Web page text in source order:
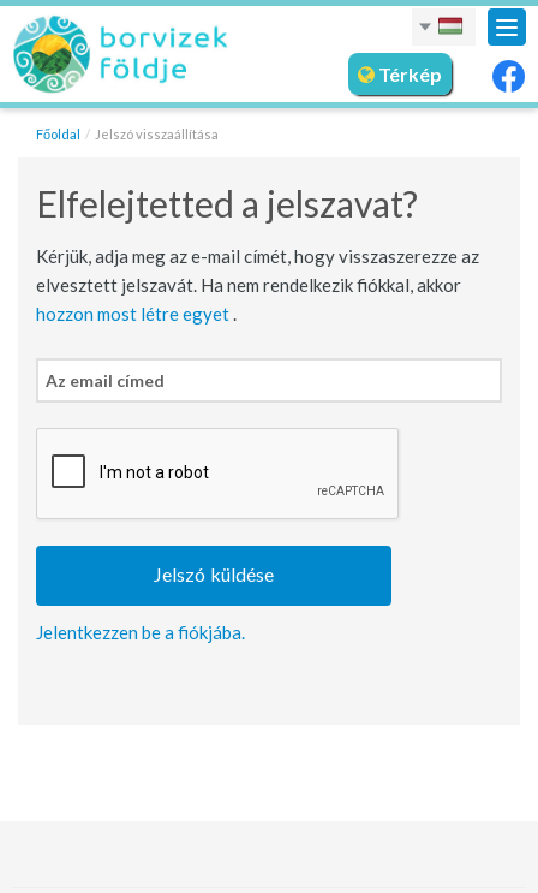
Térkép
Főoldal Jelszó visszaállítása
Elfelejtetted a jelszavat?
Kérjük, adja meg az e-mail címét, hogy visszaszerezze az
elvesztett jelszavát. Ha nem rendelkezik fiókkal, akkor
hozzon most létre egyet
Az
email
címed
Jelentkezzen be a fiókjába.